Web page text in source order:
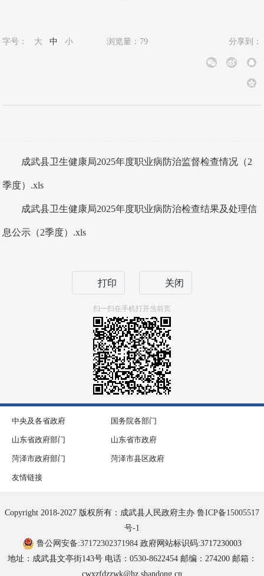
字号： 大 中 小 浏览量： 79 分享到：
成武县卫生健康局2025年度职业病防治监督检查情况（2
季度）.xls
成武县卫生健康局2025年度职业病防治检查结果及处理信
息公示（2季度）.xls
打印 关闭
扫一扫在手机打开当前页
中央及各省政府 国务院各部门
山东省政府部门 山东省市政府
菏泽市政府部门 菏泽市县区政府
友情链接
Copyright 2018-2027 版权所有：成武县人民政府主办 鲁ICP备15005517
号-1
鲁公网安备:37172302371984 政府网站标识码:3717230003
地址：成武县文亭街143号 电话：0530-8622454 邮编：274200 邮箱：
cwxzfdzzwk@hz.shandong.cn